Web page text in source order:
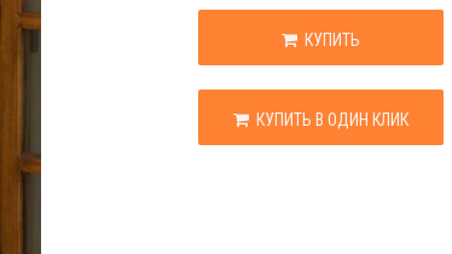
КУПИТЬ
КУПИТЬ В ОДИН КЛИК